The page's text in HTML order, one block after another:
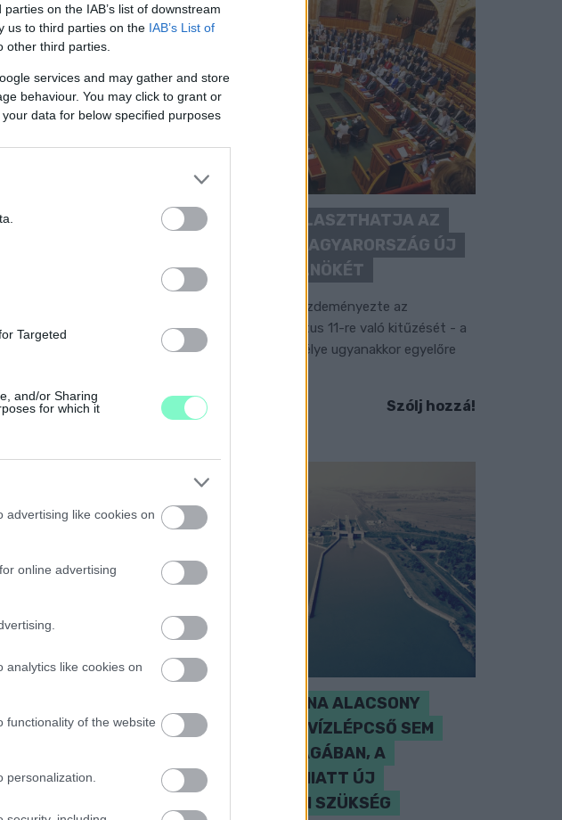
on the IAB’s list of downstream
us to third parties on the IAB’s List of
other third parties.
services and may gather and store
behaviour. You may click to grant or
data for below specified purposes
Targeted
and/or Sharing
for which it
advertising like cookies on
online advertising
analytics like cookies on
functionality of the website
KEDDEN MEGVÁLASZTHATJA AZ
ORSZÁGGYŰLÉS MAGYARORSZÁG ÚJ
KÖZTÁRSASÁGI ELNÖKÉT
A TISZA Párt frakciója kezdeményezte az
államfőválasztás augusztus 11-re való kitűzését - a
kormánypárti jelölt személye ugyanakkor egyelőre
Szólj hozzá!
SZAKÉRTŐ A DUNA ALACSONY
VÍZÁLLÁSÁRÓL: A VÍZLÉPCSŐ SEM
CSODASZER ÖNMAGÁBAN, A
KLÍMAVÁLTOZÁS MIATT ÚJ
SZEMLÉLETRE VAN SZÜKSÉG